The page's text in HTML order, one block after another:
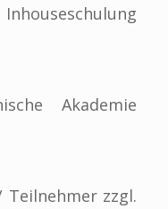
Akademie
zzgl.